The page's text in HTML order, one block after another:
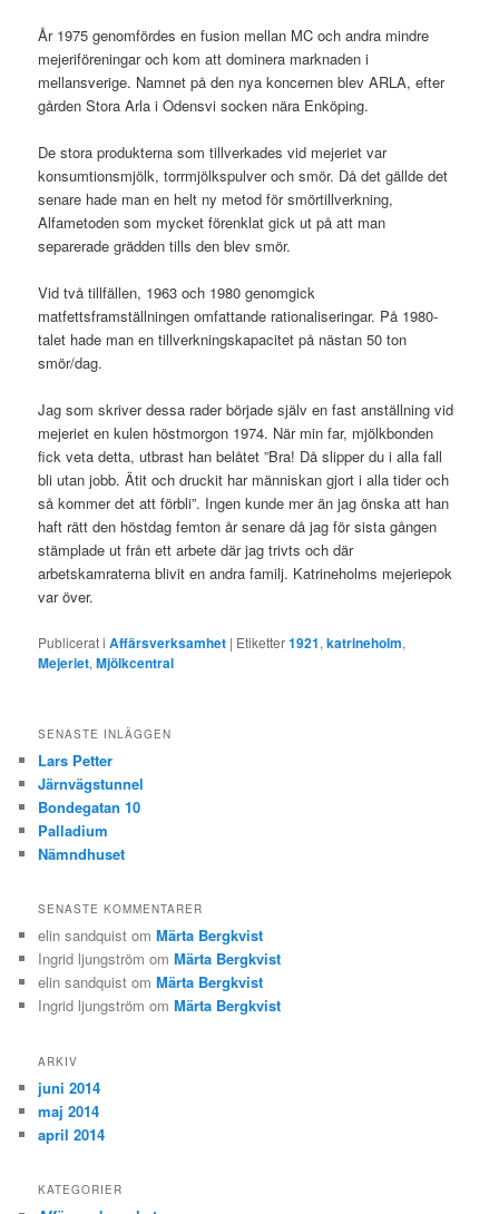
År 1975 genomfördes en fusion mellan MC och andra mindre
mejeriföreningar och kom att dominera marknaden i
mellansverige. Namnet på den nya koncernen blev ARLA, efter
gården Stora Arla i Odensvi socken nära Enköping.
De stora produkterna som tillverkades vid mejeriet var
konsumtionsmjölk, torrmjölkspulver och smör. Då det gällde det
senare hade man en helt ny metod för smörtillverkning,
Alfametoden som mycket förenklat gick ut på att man
separerade grädden tills den blev smör.
Vid två tillfällen, 1963 och 1980 genomgick
matfettsframställningen omfattande rationaliseringar. På 1980-
talet hade man en tillverkningskapacitet på nästan 50 ton
smör/dag.
Jag som skriver dessa rader började själv en fast anställning vid
mejeriet en kulen höstmorgon 1974. När min far, mjölkbonden
fick veta detta, utbrast han belåtet ”Bra! Då slipper du i alla fall
bli utan jobb. Ätit och druckit har människan gjort i alla tider och
så kommer det att förbli”. Ingen kunde mer än jag önska att han
haft rätt den höstdag femton år senare då jag för sista gången
stämplade ut från ett arbete där jag trivts och där
arbetskamraterna blivit en andra familj. Katrineholms mejeriepok
var över.
Publicerat i Affärsverksamhet | Etiketter1921,katrineholm,
Mejeriet,Mjölkcentral
SENASTE INLÄGGEN
Lars Petter
Järnvägstunnel
Bondegatan 10
Palladium
Nämndhuset
SENASTE KOMMENTARER
elin sandquist omMärta Bergkvist
Ingrid ljungström omMärta Bergkvist
elin sandquist omMärta Bergkvist
Ingrid ljungström omMärta Bergkvist
ARKIV
juni 2014
maj 2014
april 2014
KATEGORIER